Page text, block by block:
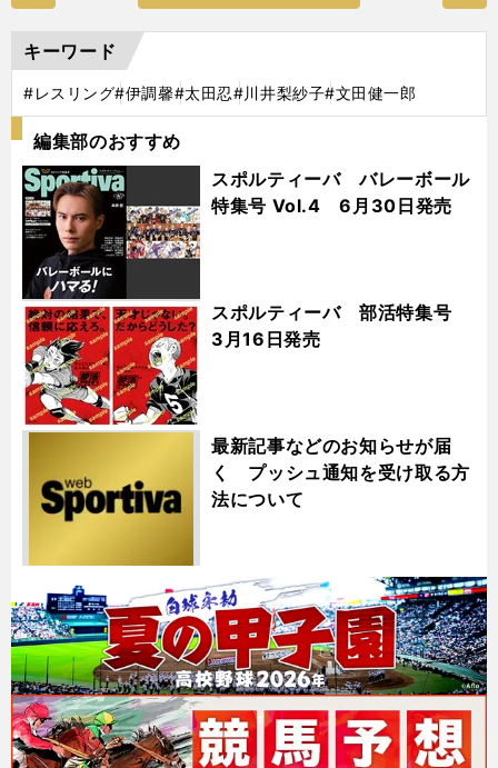
キーワード
#レスリング#伊調馨#太田忍#川井梨紗子#文田健一郎
編集部のおすすめ
スポルティーバ バレーボール
特集号 Vol.4 6月30日発売
スポルティーバ 部活特集号
3月16日発売
最新記事などのお知らせが届
く プッシュ通知を受け取る方
法について